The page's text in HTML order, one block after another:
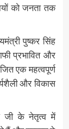
को जनता तक
पुष्कर सिंह
प्रभावित और
एक महत्वपूर्ण
और विकास
जी के नेतृत्व में